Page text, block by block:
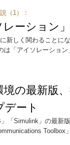
（1）：
レーション
新しく関わることに
は「アイソレーション
の最新版
ート
「Simulink」の最新
Toolbox